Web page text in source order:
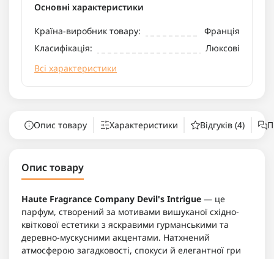
Основні характеристики
Країна-виробник товару:
Франція
Класифікація:
Люксові
Всі характеристики
Опис товару Характеристики Відгуків (4)
Опис товару
Haute Fragrance Company Devil's Intrigue — це
парфум, створений за мотивами вишуканої східно-
квіткової естетики з яскравими гурманськими та
деревно-мускусними акцентами. Натхнений
атмосферою загадковості, спокуси й елегантної гри